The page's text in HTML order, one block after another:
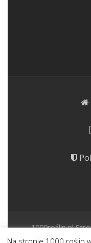
1000roślin.pl
Prezentujemy